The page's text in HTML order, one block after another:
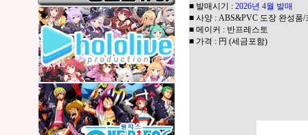
■ 발매시기 : 2026년 4월 발매
■ 사양 : ABS&PVC 도장 완성품/
■ 메이커 : 반프레스토
■ 가격 : 円 (세금포함)